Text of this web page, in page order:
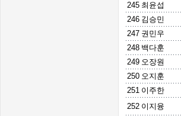
245 최윤섭
246 김승민
247 권민우
248 백다훈
249 오장원
250 오지훈
251 이주한
252 이지융